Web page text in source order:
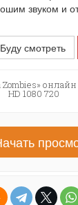
звуком и
Буду смотреть
HD 1080 720